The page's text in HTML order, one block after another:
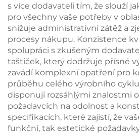
s více dodavateli tím, že slouží
pro všechny vaše potřeby v
snižuje administrativní zátěž a
procesy nákupu. Konzistence
spolupráci s zkušeným
taštiček, který dodržuje přísné
zavádí komplexní opatření pro
průběhu celého výrobního
disponují rozsáhlými znalostmi
požadavcích na odolnost a
specifikacích, které zajistí, že
funkční, tak estetické